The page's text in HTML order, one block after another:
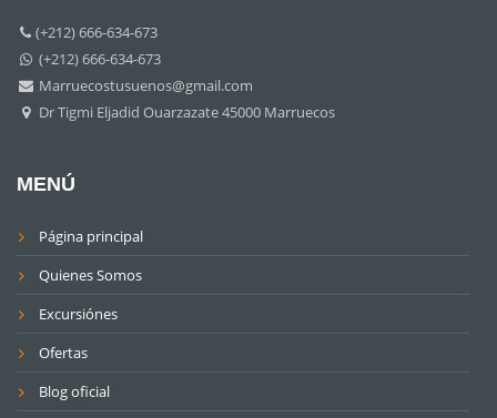
(+212) 666-634-673
(+212) 666-634-673
Marruecostusuenos@gmail.com
Dr Tigmi Eljadid Ouarzazate 45000 Marruecos
MENÚ
Página principal
Quienes Somos
Excursiónes
Ofertas
Blog oficial